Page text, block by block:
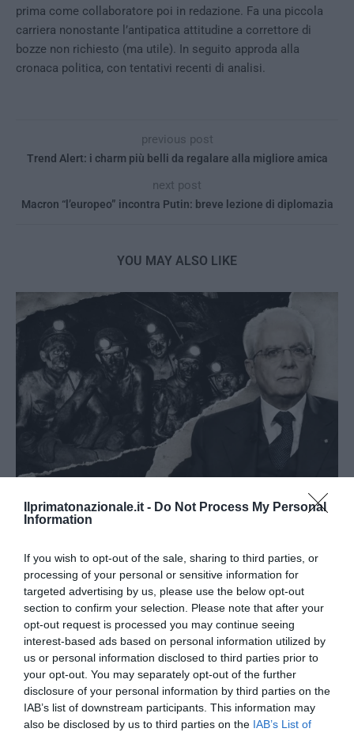
Ilprimatonazionale.it - Do Not Process My Personal
Information
If you wish to opt-out of the sale, sharing to third parties, or
processing of your personal or sensitive information for
targeted advertising by us, please use the below opt-out
section to confirm your selection. Please note that after your
opt-out request is processed you may continue seeing
interest-based ads based on personal information utilized by
us or personal information disclosed to third parties prior to
your opt-out. You may separately opt-out of the further
disclosure of your personal information by third parties on the
IAB’s list of downstream participants. This information may
also be disclosed by us to third parties on the IAB’s List of
prima come collaboratore poi in redazione. Fa una piccola
carriera nonostante l’antipatica attitudine a correttore di
bozze non richiesto (ma utile). In seguito approda alla
cronaca politica, con tentativi recenti di analisi.
previous post
Trend Alert: i charm più belli da regalare alla migliore amica
next post
Macron “l’europeo” incontra Putin: breve lezione di diplomazia
YOU MAY ALSO LIKE
Mattarella, il «Garante della Sostituzione» che confonde